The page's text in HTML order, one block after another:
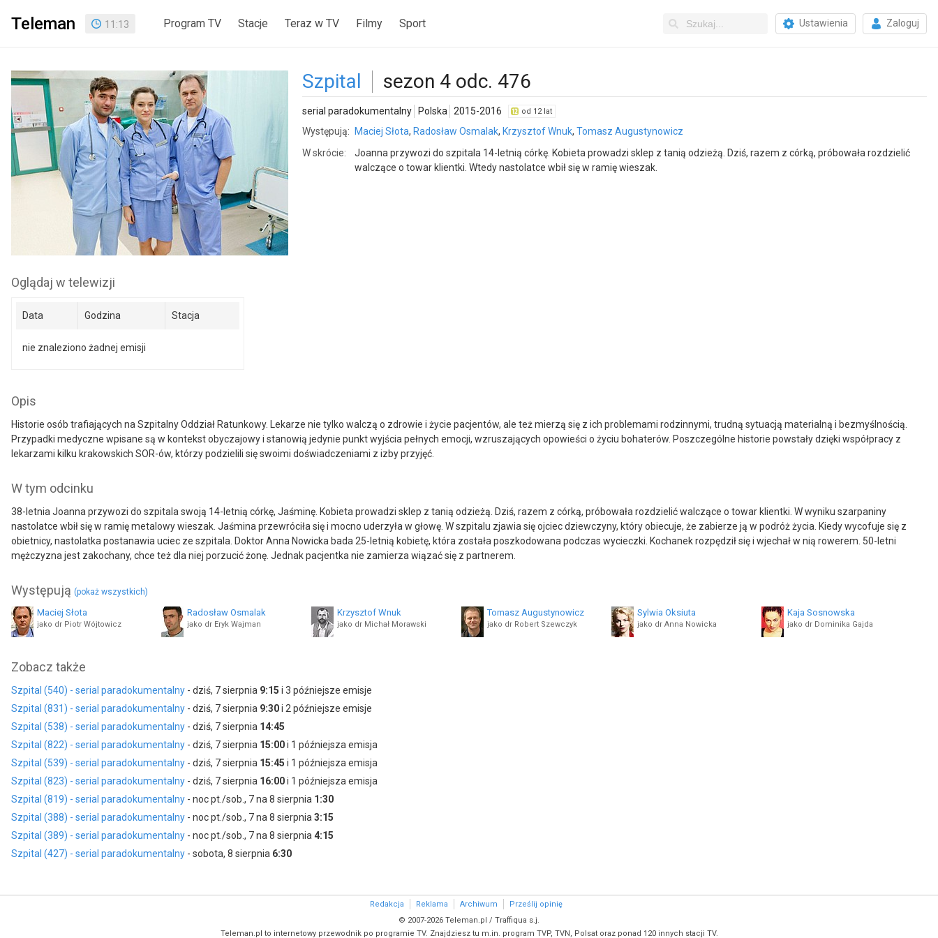
Teleman 11 :13 Program TV Stacje Teraz w TV Filmy Sport Ustawienia Zaloguj
Szpital sezon 4 odc. 476
serial paradokumentalny Polska 2015-2016 od 12 lat
Występują: Maciej Słota, Radosław Osmalak, Krzysztof Wnuk, Tomasz Augustynowicz
W skrócie:
Joanna przywozi do szpitala 14-letnią córkę. Kobieta prowadzi sklep z tanią odzieżą. Dziś, razem z córką, próbowała rozdzielić
walczące o towar klientki. Wtedy nastolatce wbił się w ramię wieszak.
Oglądaj w telewizji
Data Godzina Stacja
nie znaleziono żadnej emisji
Opis
Historie osób trafiających na Szpitalny Oddział Ratunkowy. Lekarze nie tylko walczą o zdrowie i życie pacjentów, ale też mierzą się z ich problemami rodzinnymi, trudną sytuacją materialną i bezmyślnością.
Przypadki medyczne wpisane są w kontekst obyczajowy i stanowią jedynie punkt wyjścia pełnych emocji, wzruszających opowieści o życiu bohaterów. Poszczególne historie powstały dzięki współpracy z
lekarzami kilku krakowskich SOR-ów, którzy podzielili się swoimi doświadczeniami z izby przyjęć.
W tym odcinku
38-letnia Joanna przywozi do szpitala swoją 14-letnią córkę, Jaśminę. Kobieta prowadzi sklep z tanią odzieżą. Dziś, razem z córką, próbowała rozdzielić walczące o towar klientki. W wyniku szarpaniny
nastolatce wbił się w ramię metalowy wieszak. Jaśmina przewróciła się i mocno uderzyła w głowę. W szpitalu zjawia się ojciec dziewczyny, który obiecuje, że zabierze ją w podróż życia. Kiedy wycofuje się z
obietnicy, nastolatka postanawia uciec ze szpitala. Doktor Anna Nowicka bada 25-letnią kobietę, która została poszkodowana podczas wycieczki. Kochanek rozpędził się i wjechał w nią rowerem. 50-letni
mężczyzna jest zakochany, chce też dla niej porzucić żonę. Jednak pacjentka nie zamierza wiązać się z partnerem.
Występują (pokaż wszystkich)
Maciej Słota
jako dr Piotr Wójtowicz
Radosław Osmalak
jako dr Eryk Wajman
Krzysztof Wnuk
jako dr Michał Morawski
Tomasz Augustynowicz
jako dr Robert Szewczyk
Sylwia Oksiuta
jako dr Anna Nowicka
Kaja Sosnowska
jako dr Dominika Gajda
Zobacz także
Szpital (540) - serial paradokumentalny - dziś, 7 sierpnia 9:15 i 3 późniejsze emisje
Szpital (831) - serial paradokumentalny - dziś, 7 sierpnia 9:30i 2 późniejsze emisje
Szpital (538) - serial paradokumentalny - dziś, 7 sierpnia 14:45
Szpital (822) - serial paradokumentalny - dziś, 7 sierpnia 15:00i 1 późniejsza emisja
Szpital (539) - serial paradokumentalny - dziś, 7 sierpnia 15:45 i 1 późniejsza emisja
Szpital (823) - serial paradokumentalny - dziś, 7 sierpnia 16:00i 1 późniejsza emisja
Szpital (819) - serial paradokumentalny - noc pt./sob., 7 na 8 sierpnia 1:30
Szpital (388) - serial paradokumentalny - noc pt./sob., 7 na 8 sierpnia 3:15
Szpital (389) - serial paradokumentalny - noc pt./sob., 7 na 8 sierpnia 4:15
Szpital (427) - serial paradokumentalny - sobota, 8 sierpnia 6:30
Redakcja Reklama Archiwum
Prześlij opinię
© 2007-2026 Teleman.pl / Traffiqua s.j.
Teleman.pl to internetowy przewodnik po programie TV. Znajdziesz tu m.in. program TVP, TVN, Polsat oraz ponad 120 innych stacji TV.